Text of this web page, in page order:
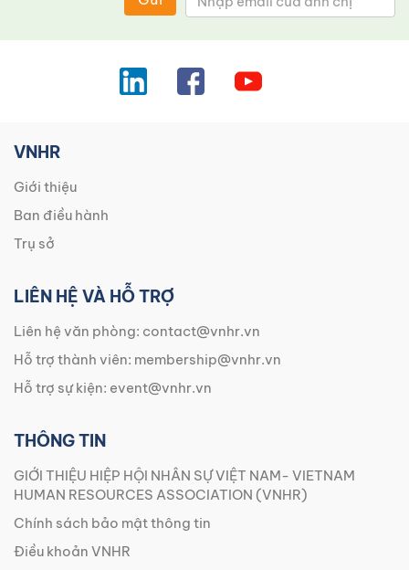
VNHR
Giới thiệu
Ban điều hành
Trụ sở
LIÊN HỆ VÀ HỖ TRỢ
Liên hệ văn phòng: contact@vnhr.vn
Hỗ trợ thành viên: membership@vnhr.vn
Hỗ trợ sự kiện: event@vnhr.vn
THÔNG TIN
GIỚI THIỆU HIỆP HỘI NHÂN SỰ VIỆT NAM- VIETNAM
HUMAN RESOURCES ASSOCIATION (VNHR)
Chính sách bảo mật thông tin
Điều khoản VNHR